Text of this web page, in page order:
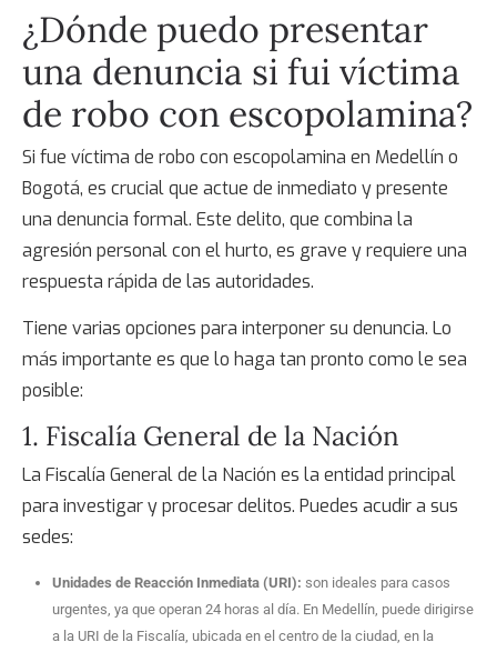
¿Dónde puedo presentar
una denuncia si fui víctima
de robo con escopolamina?
Si fue víctima de robo con escopolamina en Medellín o
Bogotá, es crucial que actue de inmediato y presente
una denuncia formal. Este delito, que combina la
agresión personal con el hurto, es grave y requiere una
respuesta rápida de las autoridades.
Tiene varias opciones para interponer su denuncia. Lo
más importante es que lo haga tan pronto como le sea
posible:
1. Fiscalía General de la Nación
La Fiscalía General de la Nación es la entidad principal
para investigar y procesar delitos. Puedes acudir a sus
sedes:
Unidades de Reacción Inmediata (URI): son ideales para casos
urgentes, ya que operan 24 horas al día. En Medellín, puede dirigirse
a la URI de la Fiscalía, ubicada en el centro de la ciudad, en la